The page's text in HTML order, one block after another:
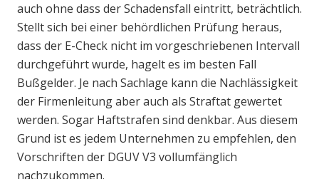
auch ohne dass der Schadensfall eintritt, beträchtlich.
Stellt sich bei einer behördlichen Prüfung heraus,
dass der E-Check nicht im vorgeschriebenen Intervall
durchgeführt wurde, hagelt es im besten Fall
Bußgelder. Je nach Sachlage kann die Nachlässigkeit
der Firmenleitung aber auch als Straftat gewertet
werden. Sogar Haftstrafen sind denkbar. Aus diesem
Grund ist es jedem Unternehmen zu empfehlen, den
Vorschriften der DGUV V3 vollumfänglich
nachzukommen.